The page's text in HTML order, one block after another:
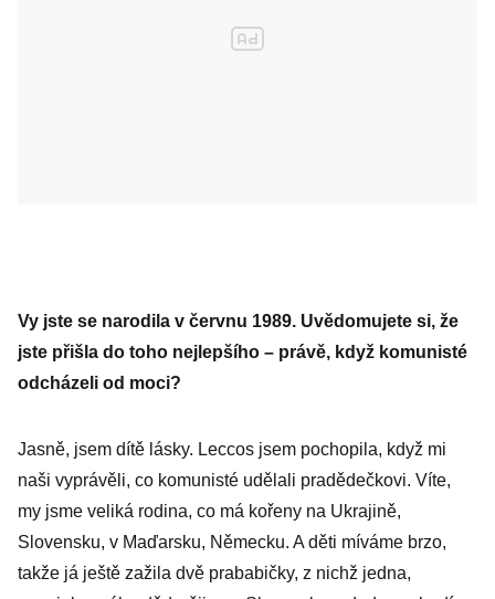
Vy jste se narodila v červnu 1989. Uvědomujete si, že
jste přišla do toho nejlepšího – právě, když komunisté
odcházeli od moci?
Jasně, jsem dítě lásky. Leccos jsem pochopila, když mi
naši vyprávěli, co komunisté udělali pradědečkovi. Víte,
my jsme veliká rodina, co má kořeny na Ukrajině,
Slovensku, v Maďarsku, Německu. A děti míváme brzo,
takže já ještě zažila dvě prababičky, z nichž jedna,